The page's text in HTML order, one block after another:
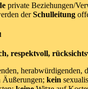
private Beziehungen/
derSchulleitung
respektvoll,
herabwürdigenden,
Äußerungen; kein